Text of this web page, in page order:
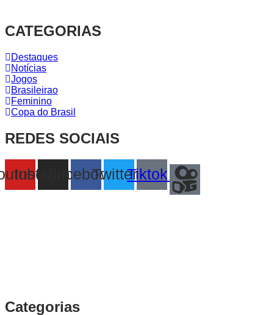
CATEGORIAS
Destaques
Notícias
Jogos
Brasileirao
Feminino
Copa do Brasil
REDES SOCIAIS
InstagramFacebookTwitterTiktok
Categorias